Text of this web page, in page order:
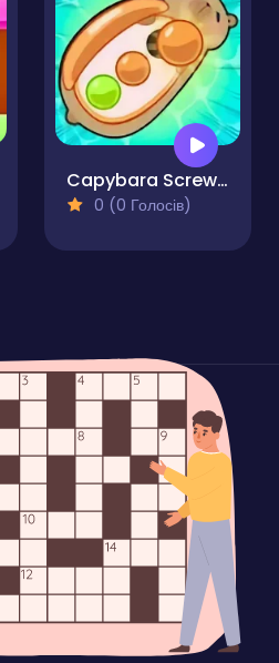
Capybara Screw Jam
0 (0 Голосів)